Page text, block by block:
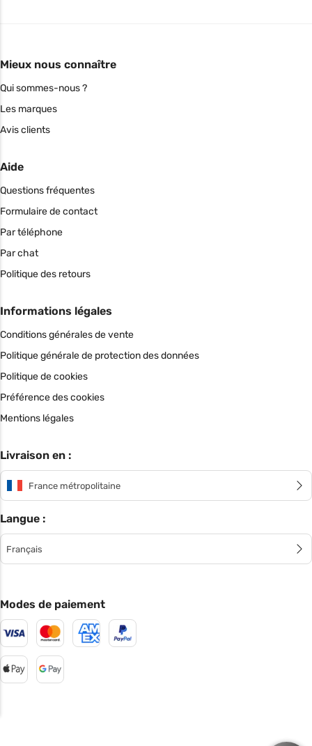
Mieux nous connaître
Qui sommes-nous ?
Les marques
Avis clients
Aide
Questions fréquentes
Formulaire de contact
Par téléphone
Par chat
Politique des retours
Informations légales
Conditions générales de vente
Politique générale de protection des données
Politique de cookies
Préférence des cookies
Mentions légales
Livraison en :
France métropolitaine
Langue :
Français
Modes de paiement